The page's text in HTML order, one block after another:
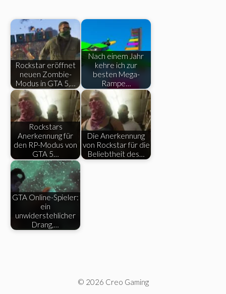
Rockstar eröffnet
neuen Zombie-
Modus in GTA 5,…
Nach einem Jahr
kehre ich zur
besten Mega-
Rampe…
Rockstars
Anerkennung für
den RP-Modus von
GTA 5…
Die Anerkennung
von Rockstar für die
Beliebtheit des…
GTA Online-Spieler:
ein
unwiderstehlicher
Drang,…
© 2026 Creo Gaming